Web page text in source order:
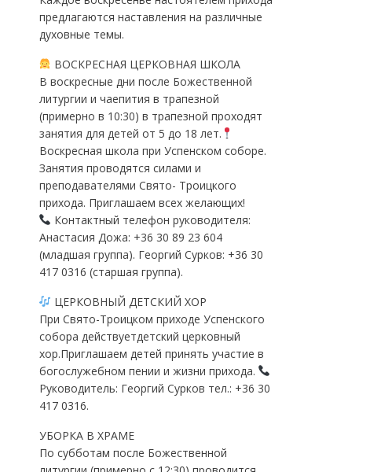
предлагаются наставления на различные
духовные темы.
ВОСКРЕСНАЯ ЦЕРКОВНАЯ ШКОЛА
В воскресные дни после Божественной
литургии и чаепития в трапезной
(примерно в 10:30) в трапезной проходят
занятия для детей от 5 до 18 лет.
Воскресная школа при Успенском соборе.
Занятия проводятся силами и
преподавателями Свято- Троицкого
прихода. Приглашаем всех желающих!
Контактный телефон руководителя:
Анастасия Дожа: +36 30 89 23 604
(младшая группа). Георгий Сурков: +36 30
417 0316 (старшая группа).
ЦЕРКОВНЫЙ ДЕТСКИЙ ХОР
При Свято-Троицком приходе Успенского
собора действуетдетский церковный
хор.Приглашаем детей принять участие в
богослужебном пении и жизни прихода.
Руководитель: Георгий Сурков тел.: +36 30
417 0316.
УБОРКА В ХРАМЕ
По субботам после Божественной